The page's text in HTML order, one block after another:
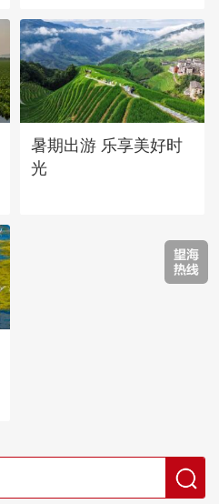
暑期出游 乐享美好时
光